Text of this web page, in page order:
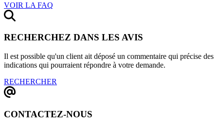
VOIR LA FAQ
RECHERCHEZ DANS LES AVIS
Il est possible qu'un client ait déposé un commentaire qui précise des
indications qui pourraient répondre à votre demande.
RECHERCHER
CONTACTEZ-NOUS